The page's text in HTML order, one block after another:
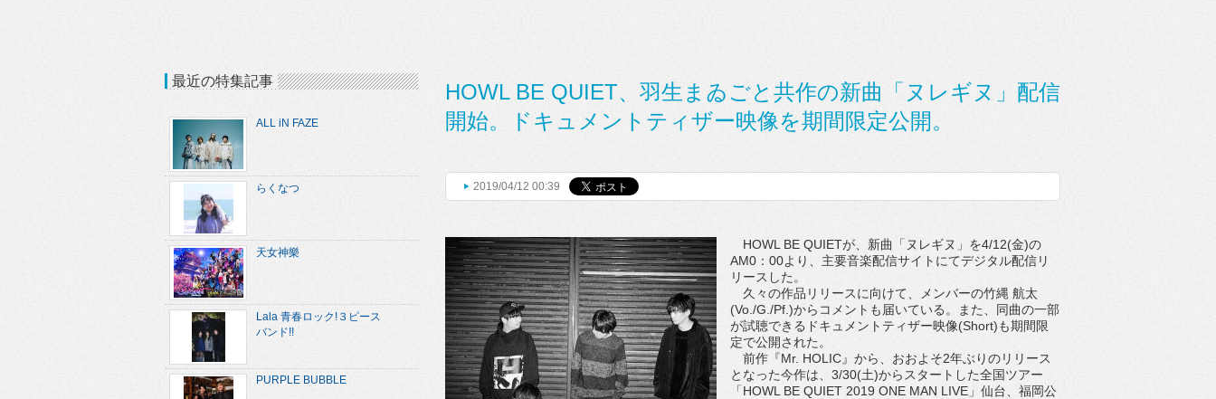
HOWL BE QUIET、羽生まゐごと共作の新曲「ヌレギヌ」配信
開始。ドキュメントティザー映像を期間限定公開。
2019/04/12 00:39
HOWL BE QUIETが、新曲「ヌレギヌ」を4/12(金)の
AM0：00より、主要音楽配信サイトにてデジタル配信リ
リースした。
久々の作品リリースに向けて、メンバーの竹縄 航太
(Vo./G./Pf.)からコメントも届いている。また、同曲の一部
が試聴できるドキュメントティザー映像(Short)も期間限
定で公開された。
前作『Mr. HOLIC』から、おおよそ2年ぶりのリリース
となった今作は、3/30(土)からスタートした全国ツアー
「HOWL BE QUIET 2019 ONE MAN LIVE」仙台、福岡公
最近の特集記事
ALL iN FAZE
らくなつ
天女神樂
Lala 青春ロック!３ピース
バンド!!
PURPLE BUBBLE